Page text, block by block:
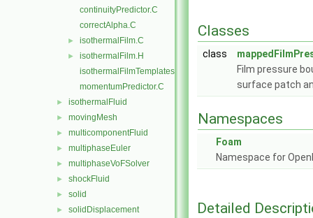
continuityPredictor.C
correctAlpha.C
► isothermalFilm.C
►
isothermalFilm.H
isothermalFilmTemplates.C
momentumPredictor.C
► isothermalFluid
► movingMesh
► multicomponentFluid
► multiphaseEuler
► multiphaseVoFSolver
► shockFluid
► solid
► solidDisplacement
Classes
class
Film pressure
surface patch
Namespaces
Foam
Namespace for
Detailed